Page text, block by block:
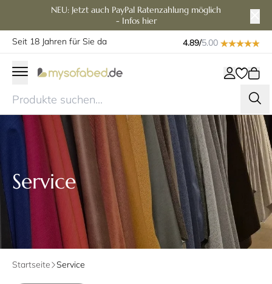
NEU: Jetzt auch PayPal Ratenzahlung möglich
- Infos hier
Seit 18 Jahren für Sie da
4.89/5.00
Service
Startseite Service